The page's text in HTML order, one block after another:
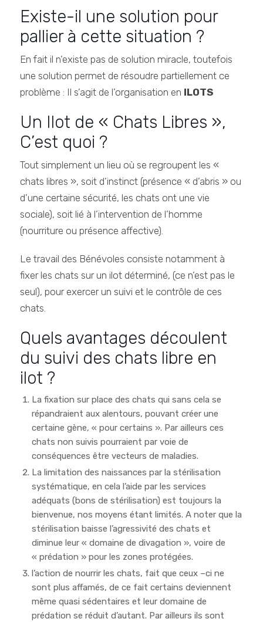
Existe-il une solution pour
pallier à cette situation ?
En fait il n’existe pas de solution miracle, toutefois
une solution permet de résoudre partiellement ce
problème : Il s’agit de l’organisation en ILOTS
Un Ilot de « Chats Libres »,
C’est quoi ?
Tout simplement un lieu où se regroupent les «
chats libres », soit d’instinct (présence « d’abris » ou
d’une certaine sécurité, les chats ont une vie
sociale), soit lié à l’intervention de l’homme
(nourriture ou présence affective).
Le travail des Bénévoles consiste notamment à
fixer les chats sur un ilot déterminé, (ce n’est pas le
seul), pour exercer un suivi et le contrôle de ces
chats.
Quels avantages découlent
du suivi des chats libre en
ilot ?
La fixation sur place des chats qui sans cela se
répandraient aux alentours, pouvant créer une
certaine gène, « pour certains ». Par ailleurs ces
chats non suivis pourraient par voie de
conséquences être vecteurs de maladies.
La limitation des naissances par la stérilisation
systématique, en cela l’aide par les services
adéquats (bons de stérilisation) est toujours la
bienvenue, nos moyens étant limités. A noter que la
stérilisation baisse l’agressivité des chats et
diminue leur « domaine de divagation », voire de
« prédation » pour les zones protégées.
l’action de nourrir les chats, fait que ceux –ci ne
sont plus affamés, de ce fait certains deviennent
même quasi sédentaires et leur domaine de
prédation se réduit d’autant. Par ailleurs ils sont